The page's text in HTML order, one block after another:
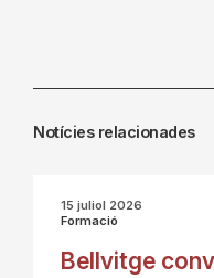
Notícies relacionades
15 juliol 2026
Formació
Bellvitge